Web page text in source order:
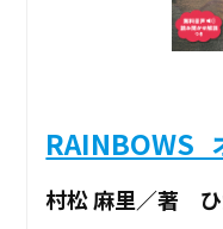
RAINBOWS_
村松 麻里／著